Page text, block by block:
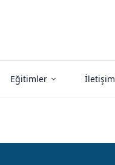
Eğitimler İletişim